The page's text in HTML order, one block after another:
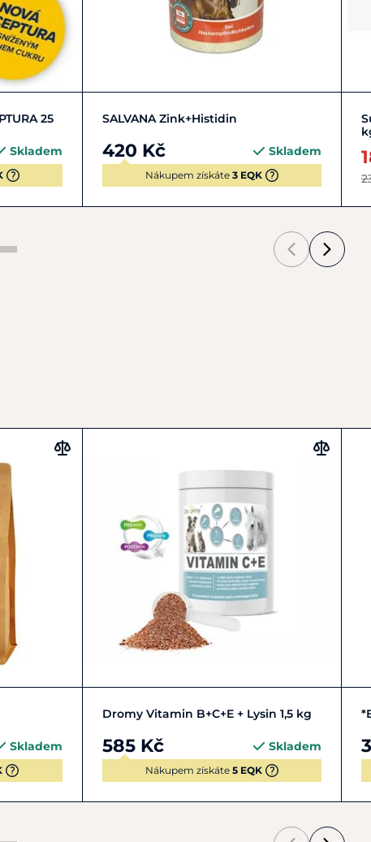
25
Skladem
Zobrazit detail
SALVANA Zink+Histidin
420 Kč Skladem
Nákupem získáte 3 EQK
Skladem
Do košíku
Dromy Vitamin B+C+E + Lysin 1,5 kg
585 Kč Skladem
Nákupem získáte 5 EQK